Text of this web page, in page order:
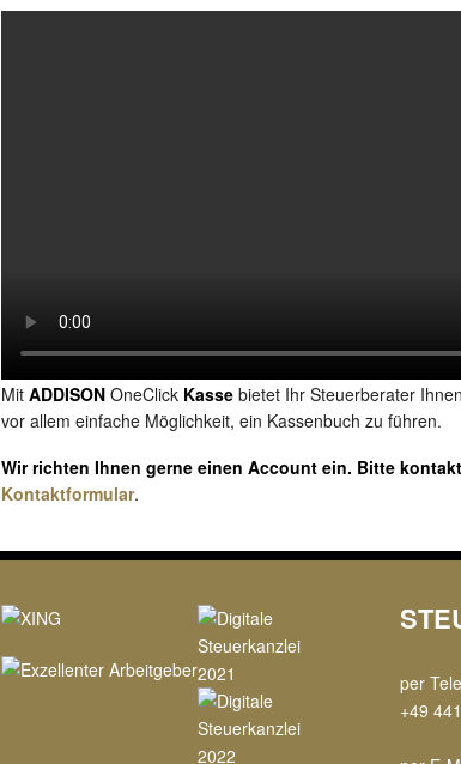
Mit ADDISON OneClick Kasse bietet Ihr Steuerberater
vor allem einfache Möglichkeit, ein Kassenbuch zu führen.
Wir richten Ihnen gerne einen Account ein. Bitte
Kontaktformular.
per
+49